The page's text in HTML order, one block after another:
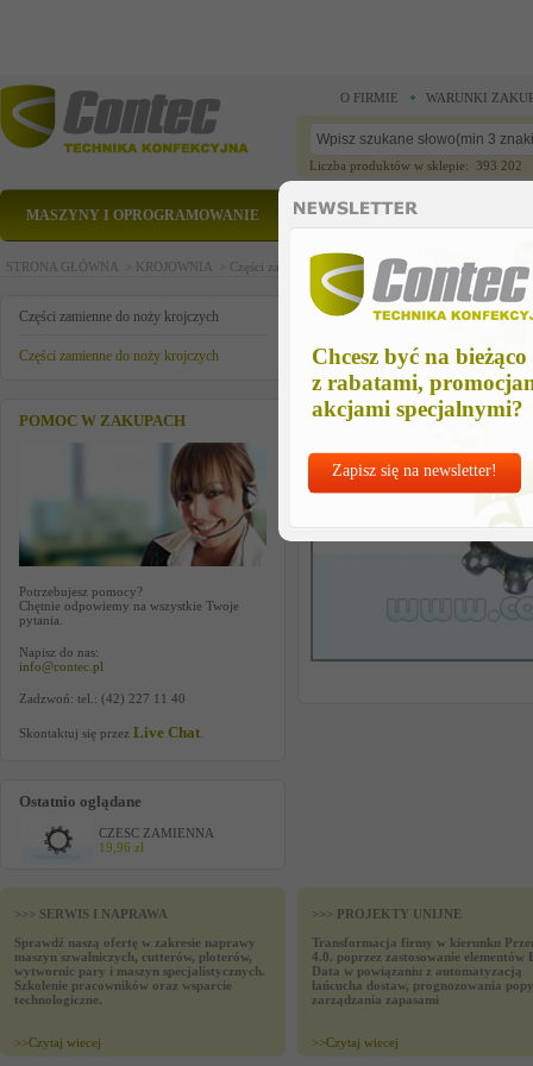
Chcesz być na bieżąco
z rabatami,
akcjami specjalnymi?
Zapisz się na newsletter!
O FIRMIE WARUNKI
Liczba produktów w sklepie: 393 202
MASZYNY I OPROGRAMOWANIE CZĘŚCI ZAMIENNE
STRONA GŁÓWNA > KROJOWNIA > Części zamienne do noży krojczych >Części
Części zamienne do noży krojczych
Części zamienne do noży krojczych
POMOC W ZAKUPACH
Potrzebujesz pomocy?
Chętnie odpowiemy na wszystkie Twoje
pytania.
Napisz do nas:
info@contec.pl
Zadzwoń: tel.: (42) 227 11 40
Skontaktuj się przez Live Chat
Ostatnio oglądane
CZESC ZAMIENNA
19,96 zł
CZESC ZAMIENNA
>>> SERWIS I NAPRAWA
Sprawdź naszą ofertę w zakresie naprawy
maszyn szwalniczych, cutterów, ploterów,
wytwornic pary i maszyn specjalistycznych.
Szkolenie pracowników oraz wsparcie
technologiczne.
>>Czytaj wiecej
>>> PROJEKTY UNIJNE
Transformacja firmy w kierunku
4.0. poprzez zastosowanie elementów
Data w powiązaniu z automatyzacją
łańcucha dostaw, prognozowania
zarządzania zapasami
>>Czytaj wiecej